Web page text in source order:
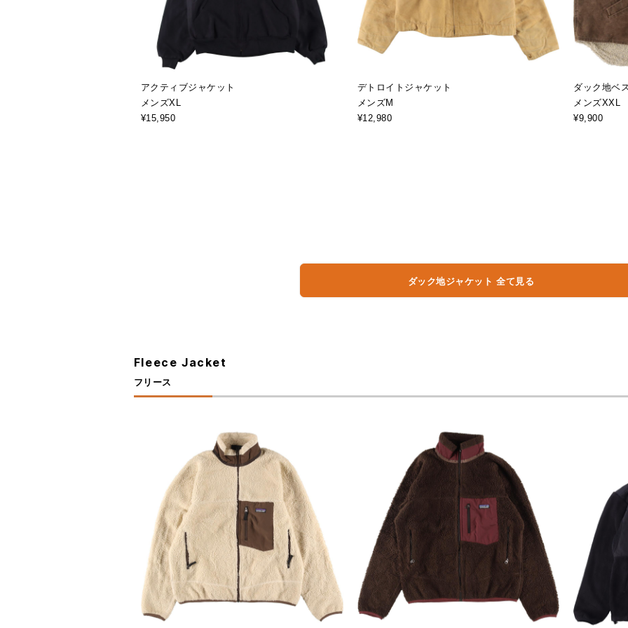
アクティブジャケット
メンズXL
¥15,950
デトロイトジャケット
メンズM
¥12,980
ダック地ベ
メンズXXL
¥9,900
ダック地ジャケット 全て見る
Fleece Jacket
フリース